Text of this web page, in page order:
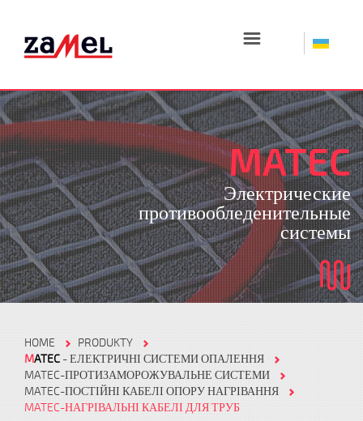
☰
MATEC
Электрические
противообледенительные
системы
HOME
PRODUKTY
MATEC - ЕЛЕКТРИЧНІ СИСТЕМИ ОПАЛЕННЯ
MATEC-ПРОТИЗАМОРОЖУВАЛЬНЕ СИСТЕМИ
MATEC-ПОСТІЙНІ КАБЕЛІ ОПОРУ НАГРІВАННЯ
MATEC-НАГРІВАЛЬНІ КАБЕЛІ ДЛЯ ТРУБ